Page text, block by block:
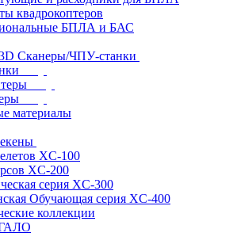
квадрокоптеров
БПЛА и БАС
Сканеры/ЧПУ-станки
материалы
XC-100
XC-200
серия XC-300
Обучающая серия XC-400
коллекции